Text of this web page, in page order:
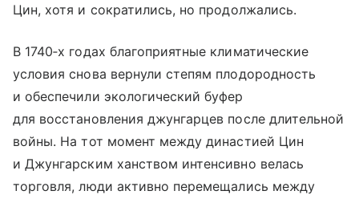
Цин, хотя и сократились, но продолжались.
В 1740‑х годах благоприятные климатические
условия снова вернули степям плодородность
и обеспечили экологический буфер
для восстановления джунгарцев после длительной
войны. На тот момент между династией Цин
и Джунгарским ханством интенсивно велась
торговля, люди активно перемещались между